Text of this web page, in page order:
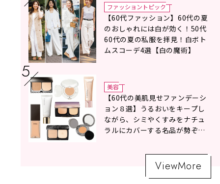
ファッショントピック
【60代ファッション】60代の夏
のおしゃれには白が効く！50代
60代の夏の私服を拝見！白ボト
ムスコーデ4選【白の魔術】
美容
【60代の美肌見せファンデーシ
ョン８選】うるおいをキープし
ながら、シミやくすみをナチュ
ラルにカバーする名品が勢ぞろ
ViewMore